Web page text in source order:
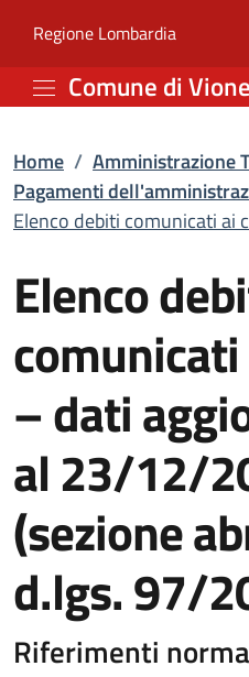
Elenco
Regione Lombardia(apre in
Comune di Vione
Home / Amministrazione
Pagamenti
Elenco debiti comunicati ai
Elenco
– dati
al 23/12/
(sezione
d.lgs. 97/
Riferimenti